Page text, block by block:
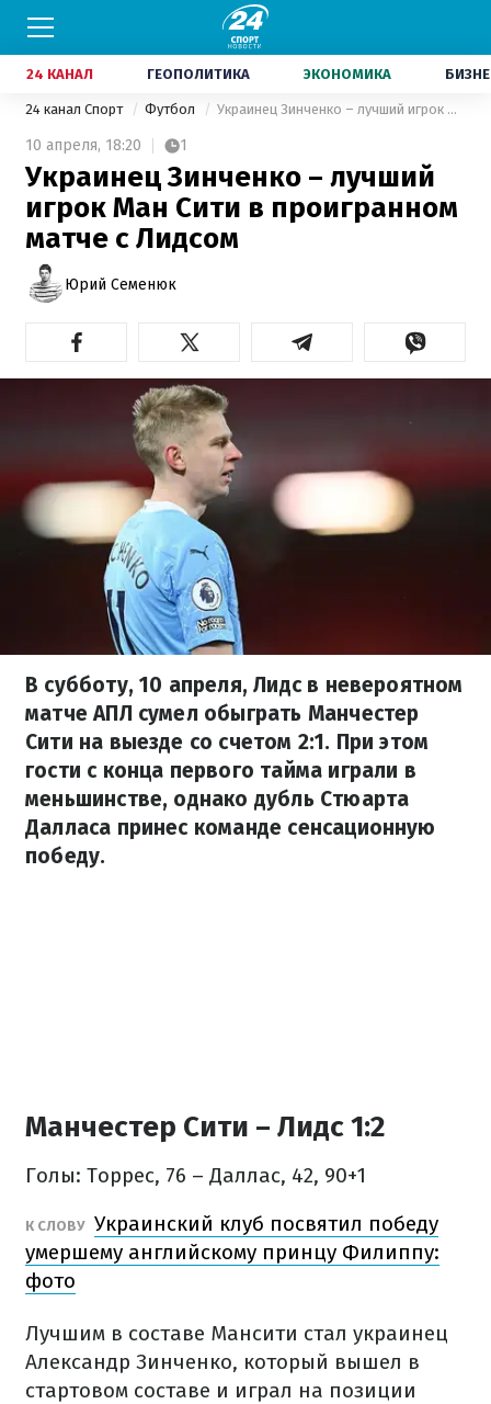
24 КАНАЛ ГЕОПОЛИТИКА ЭКОНОМИКА
24 канал Спорт Футбол Украинец Зинченко – лучший игрок Ман Сити в проигранном матче с Лидсом
10 апреля, 18:20 1
Украинец Зинченко – лучший
игрок Ман Сити в проигранном
матче с Лидсом
Юрий Семенюк
В субботу, 10 апреля, Лидс в невероятном
матче АПЛ сумел обыграть Манчестер
Сити на выезде со счетом 2:1. При этом
гости с конца первого тайма играли в
меньшинстве, однако дубль Стюарта
Далласа принес команде сенсационную
победу.
Манчестер Сити – Лидс 1:2
Голы: Торрес, 76 – Даллас, 42, 90+1
К СЛОВУ Украинский клуб посвятил победу
умершему английскому принцу Филиппу:
фото
Лучшим в составе Мансити стал украинец
Александр Зинченко, который вышел в
стартовом составе и играл на позиции